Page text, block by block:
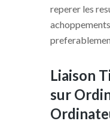
reperer les
Liaison
sur